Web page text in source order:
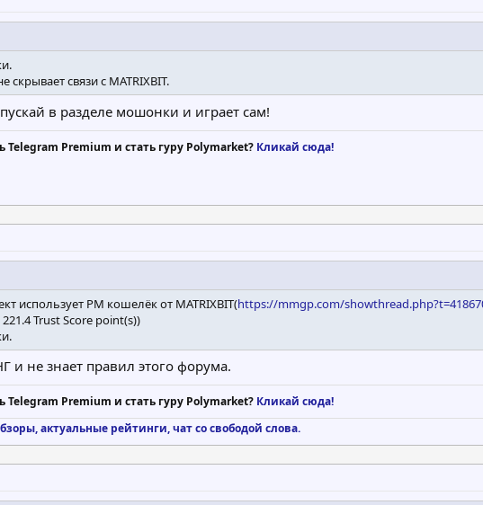
связи с MATRIXBIT.
в разделе мошонки и играет сам!
Premium и стать гуру Polymarket? Кликай сюда!
использует PM кошелёк от MATRIXBIT(https://mmgp.com/
Trust Score point(s))
и не знает правил этого форума.
Premium и стать гуру Polymarket? Кликай сюда!
актуальные рейтинги, чат со свободой слова.